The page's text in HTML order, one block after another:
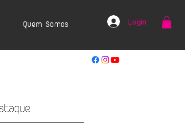
Quem Somos Login